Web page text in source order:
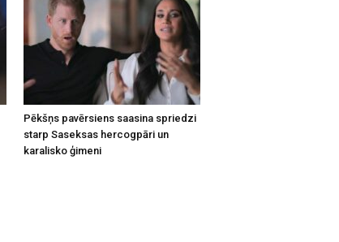
Pēkšņs pavērsiens saasina spriedzi
starp Saseksas hercogpāri un
karalisko ģimeni